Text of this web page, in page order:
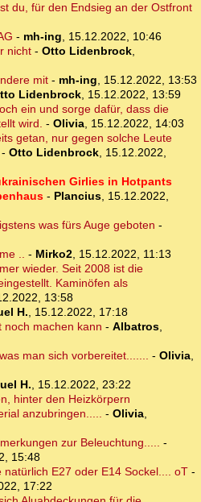
du, für den Endsieg an der Ostfront
- mh-ing, 15.12.2022, 10:46
nicht- Otto Lidenbrock,
mit- mh-ing, 15.12.2022, 13:53
Lidenbrock, 15.12.2022, 13:59
ein und sorge dafür, dass die
wird. - Olivia, 15.12.2022, 14:03
getan, nur gegen solche Leute
- Otto Lidenbrock, 15.12.2022,
Girlies in Hotpants
- Plancius, 15.12.2022,
was fürs Auge geboten -
.. - Mirko2, 15.12.2022, 11:13
wieder. Seit 2008 ist die
Kaminöfen als
13:58
H., 15.12.2022, 17:18
noch machen kann - Albatros,
man sich vorbereitet....... - Olivia,
H., 15.12.2022, 23:22
hinter den Heizkörpern
anzubringen..... - Olivia,
zur Beleuchtung..... -
15:48
natürlich E27 oder E14 Sockel.... oT-
17:22